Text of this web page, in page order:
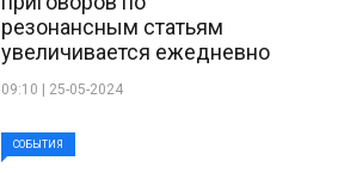
резонансным статьям
увеличивается ежедневно
09:10 | 25-05-2024
СОБЫТИЯ